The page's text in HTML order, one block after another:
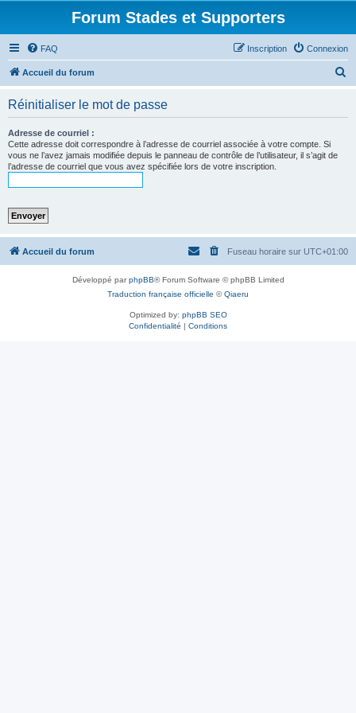
Forum Stades et Supporters
FAQ Connexion
Inscription
Accueil du forum
Réinitialiser le mot de passe
Adresse de courriel :
Cette adresse doit correspondre à l’adresse de courriel associée à votre compte. Si
vous ne l’avez jamais modifiée depuis le panneau de contrôle de l’utilisateur, il s’agit de
l’adresse de courriel que vous avez spécifiée lors de votre inscription.
Accueil du forum Fuseau horaire sur UTC+01:00
Développé parphpBB® Forum Software © phpBB Limited
Traduction française officielle ©Qiaeru
Optimized by: phpBB SEO
Confidentialité | Conditions